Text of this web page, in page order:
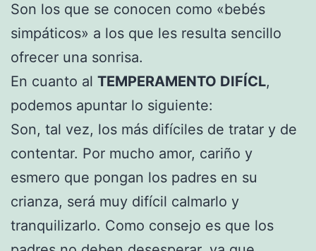
Son los que se conocen como «bebés
simpáticos» a los que les resulta sencillo
ofrecer una sonrisa.
En cuanto al TEMPERAMENTO DIFÍCL,
podemos apuntar lo siguiente:
Son, tal vez, los más difíciles de tratar y de
contentar. Por mucho amor, cariño y
esmero que pongan los padres en su
crianza, será muy difícil calmarlo y
tranquilizarlo. Como consejo es que los